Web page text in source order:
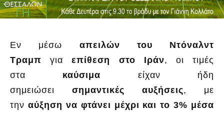
Εν μέσω απειλών του Ντόναλντ
Τραμπ γιαεπίθεση στο Ιράν, οι τιμές
στα καύσιμα είχαν ήδη
σημειώσει σημαντικές αυξήσεις, με
την αύξηση να φτάνει μέχρι και το 3% μέσα